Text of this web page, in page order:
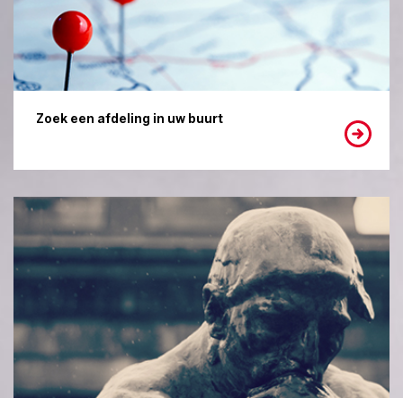
Zoek een afdeling in uw buurt